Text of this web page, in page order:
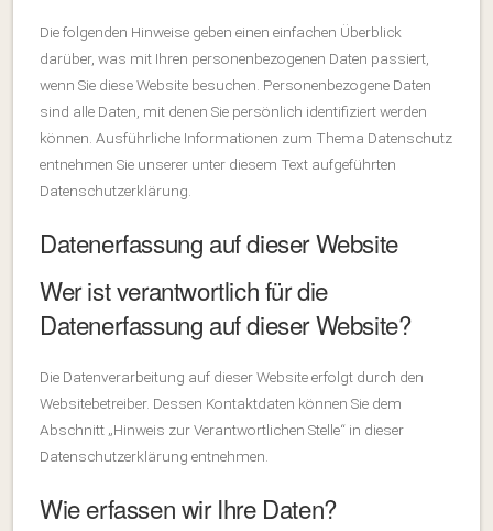
Die folgenden Hinweise geben einen einfachen Überblick
darüber, was mit Ihren personenbezogenen Daten passiert,
wenn Sie diese Website besuchen. Personenbezogene Daten
sind alle Daten, mit denen Sie persönlich identifiziert werden
können. Ausführliche Informationen zum Thema Datenschutz
entnehmen Sie unserer unter diesem Text aufgeführten
Datenschutzerklärung.
Datenerfassung auf dieser Website
Wer ist verantwortlich für die
Datenerfassung auf dieser Website?
Die Datenverarbeitung auf dieser Website erfolgt durch den
Websitebetreiber. Dessen Kontaktdaten können Sie dem
Abschnitt „Hinweis zur Verantwortlichen Stelle“ in dieser
Datenschutzerklärung entnehmen.
Wie erfassen wir Ihre Daten?